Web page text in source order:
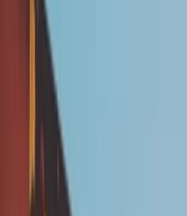
Cette prestation
phase
Le dispositif d'aides
découpé en deux
(qui comprend la
de vulnérabilité), et la
comprend la
prévention). Cette